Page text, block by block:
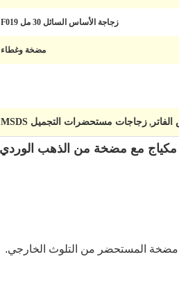
زجاجة الأساس السائل 30 مل F019
مضخة وغطاء
, زجاجات مستحضرات التجميل MSDS
المستحضر من التلوث الخارجي.